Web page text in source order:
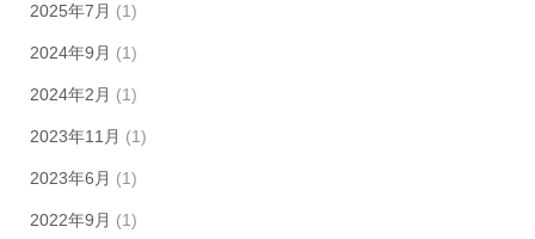
2025年7月 (1)
2024年9月 (1)
2024年2月 (1)
2023年11月 (1)
2023年6月 (1)
2022年9月 (1)